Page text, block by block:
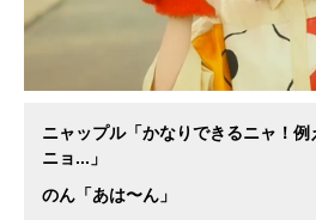
ニャップル「かなりできるニャ！
ニョ...」
のん「あは〜ん」